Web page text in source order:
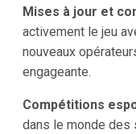
Mises à jour et
activement le jeu
nouveaux
engageante.
Compétitions
dans le monde